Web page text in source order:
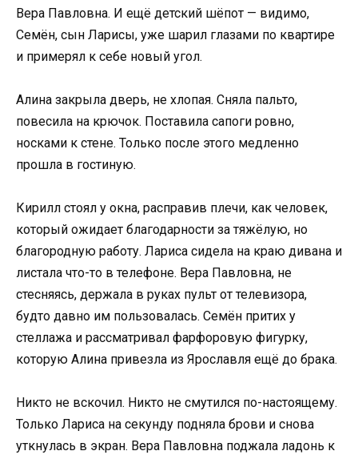
Вера Павловна. И ещё детский шёпот — видимо,
Семён, сын Ларисы, уже шарил глазами по квартире
и примерял к себе новый угол.
Алина закрыла дверь, не хлопая. Сняла пальто,
повесила на крючок. Поставила сапоги ровно,
носками к стене. Только после этого медленно
прошла в гостиную.
Кирилл стоял у окна, расправив плечи, как человек,
который ожидает благодарности за тяжёлую, но
благородную работу. Лариса сидела на краю дивана и
листала что-то в телефоне. Вера Павловна, не
стесняясь, держала в руках пульт от телевизора,
будто давно им пользовалась. Семён притих у
стеллажа и рассматривал фарфоровую фигурку,
которую Алина привезла из Ярославля ещё до брака.
Никто не вскочил. Никто не смутился по-настоящему.
Только Лариса на секунду подняла брови и снова
уткнулась в экран. Вера Павловна поджала ладонь к